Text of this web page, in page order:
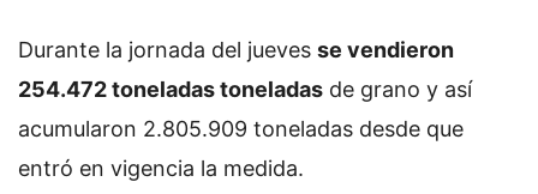
Durante la jornada del jueves se vendieron
254.472 toneladas toneladas de grano y así
acumularon 2.805.909 toneladas desde que
entró en vigencia la medida.